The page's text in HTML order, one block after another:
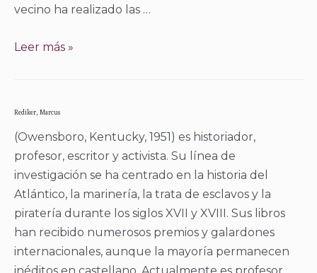
vecino ha realizado las …
Puertas,
Leer más »
Rediker, Marcus
(Owensboro, Kentucky, 1951) es historiador,
profesor, escritor y activista. Su línea de
investigación se ha centrado en la historia del
Atlántico, la marinería, la trata de esclavos y la
piratería durante los siglos XVII y XVIII. Sus libros
han recibido numerosos premios y galardones
internacionales, aunque la mayoría permanecen
inéditos en castellano. Actualmente es profesor …